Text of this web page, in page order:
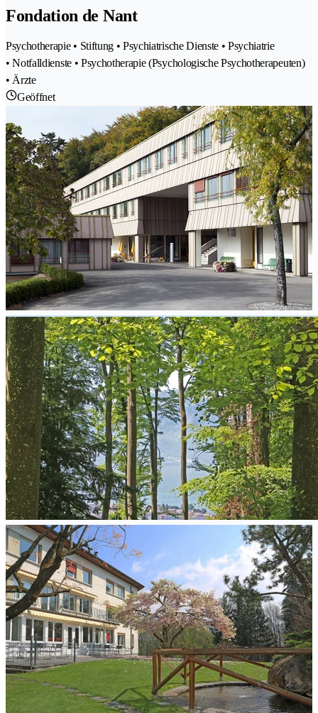
Fondation de Nant
Psychotherapie • Stiftung • Psychiatrische Dienste • Psychiatrie
• Notfalldienste • Psychotherapie (Psychologische Psychotherapeuten)
• Ärzte
Geöffnet